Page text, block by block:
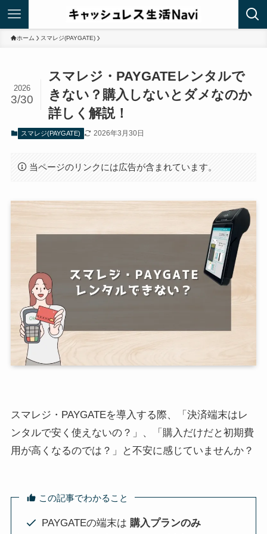
ホーム スマレジ(PAYGATE)
スマレジ・PAYGATEレンタルで
きない？購入しないとダメなのか
詳しく解説！
2026
3/30
スマレジ(PAYGATE) 2026年3月30日
当ページのリンクには広告が含まれています。
スマレジ・PAYGATEを導入する際、「決済端末はレ
ンタルで安く使えないの？」、「購入だけだと初期費
用が高くなるのでは？」と不安に感じていませんか？
この記事でわかること
PAYGATEの端末は 購入プランのみ